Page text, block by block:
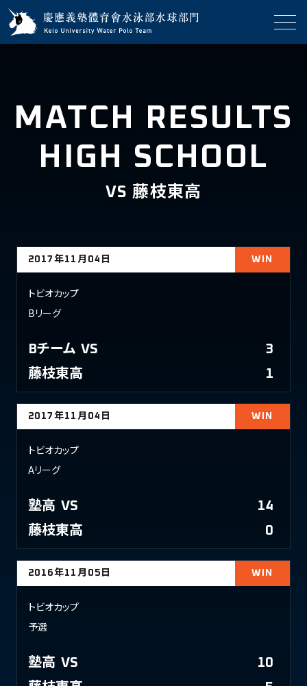
MATCH RESULTS
HIGH SCHOOL
VS 藤枝東高
2017年11月04日 WIN
トビオカップ
Bリーグ
Bチーム VS
3
藤枝東高
1
2017年11月04日 WIN
トビオカップ
Aリーグ
塾高 VS
14
藤枝東高
0
2016年11月05日 WIN
トビオカップ
予選
塾高 VS
10